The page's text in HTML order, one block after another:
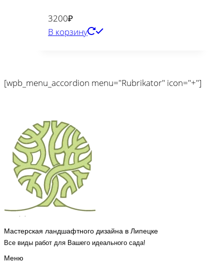
3200₽
В корзину
[wpb_menu_accordion menu="Rubrikator" icon="+"]
Мастерская ландшафтного дизайна в Липецке
Все виды работ для Вашего идеального сада!
Меню